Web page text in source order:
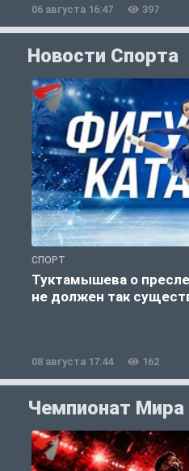
06 августа 16:47 397
Новости Спорта
СПОРТ
Туктамышева о
не должен так
08 августа 17:44 162
Чемпионат Мира